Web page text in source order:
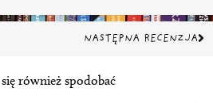
NASTĘPNA RECENZJA
również spodobać